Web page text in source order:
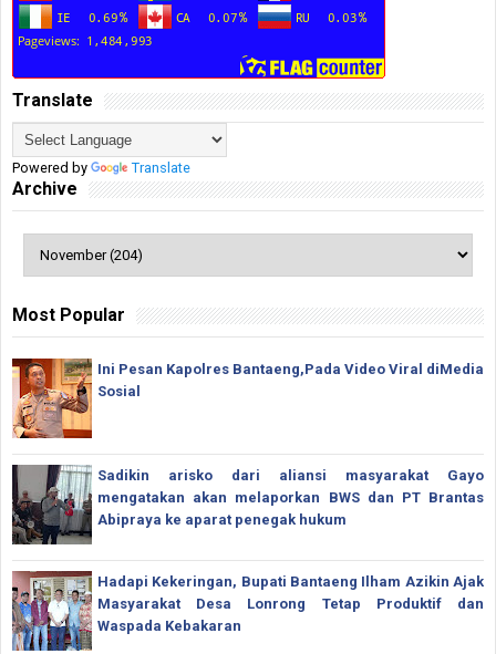
Translate
Powered by Translate
Archive
Most Popular
Ini Pesan Kapolres Bantaeng,Pada Video Viral diMedia
Sosial
Sadikin arisko dari aliansi masyarakat Gayo
mengatakan akan melaporkan BWS dan PT Brantas
Abipraya ke aparat penegak hukum
Hadapi Kekeringan, Bupati Bantaeng Ilham Azikin Ajak
Masyarakat Desa Lonrong Tetap Produktif dan
Waspada Kebakaran